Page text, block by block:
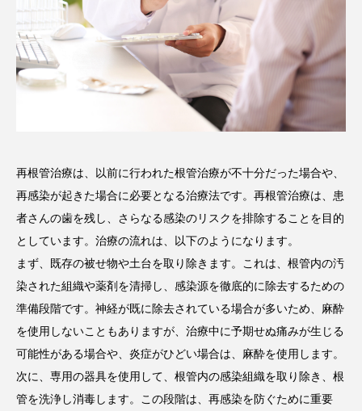
再根管治療は、以前に行われた根管治療が不十分だった場合や、
再感染が起きた場合に必要となる治療法です。再根管治療は、患
者さんの歯を残し、さらなる感染のリスクを排除することを目的
としています。治療の流れは、以下のようになります。
まず、既存の被せ物や土台を取り除きます。これは、根管内の汚
染された組織や薬剤を清掃し、感染源を徹底的に除去するための
準備段階です。神経が既に除去されている場合が多いため、麻酔
を使用しないこともありますが、治療中に予期せぬ痛みが生じる
可能性がある場合や、炎症がひどい場合は、麻酔を使用します。
次に、専用の器具を使用して、根管内の感染組織を取り除き、根
管を洗浄し消毒します。この段階は、再感染を防ぐために重要